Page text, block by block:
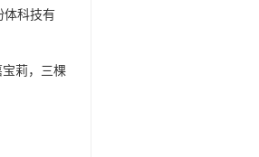
体科技有
莉，三棵